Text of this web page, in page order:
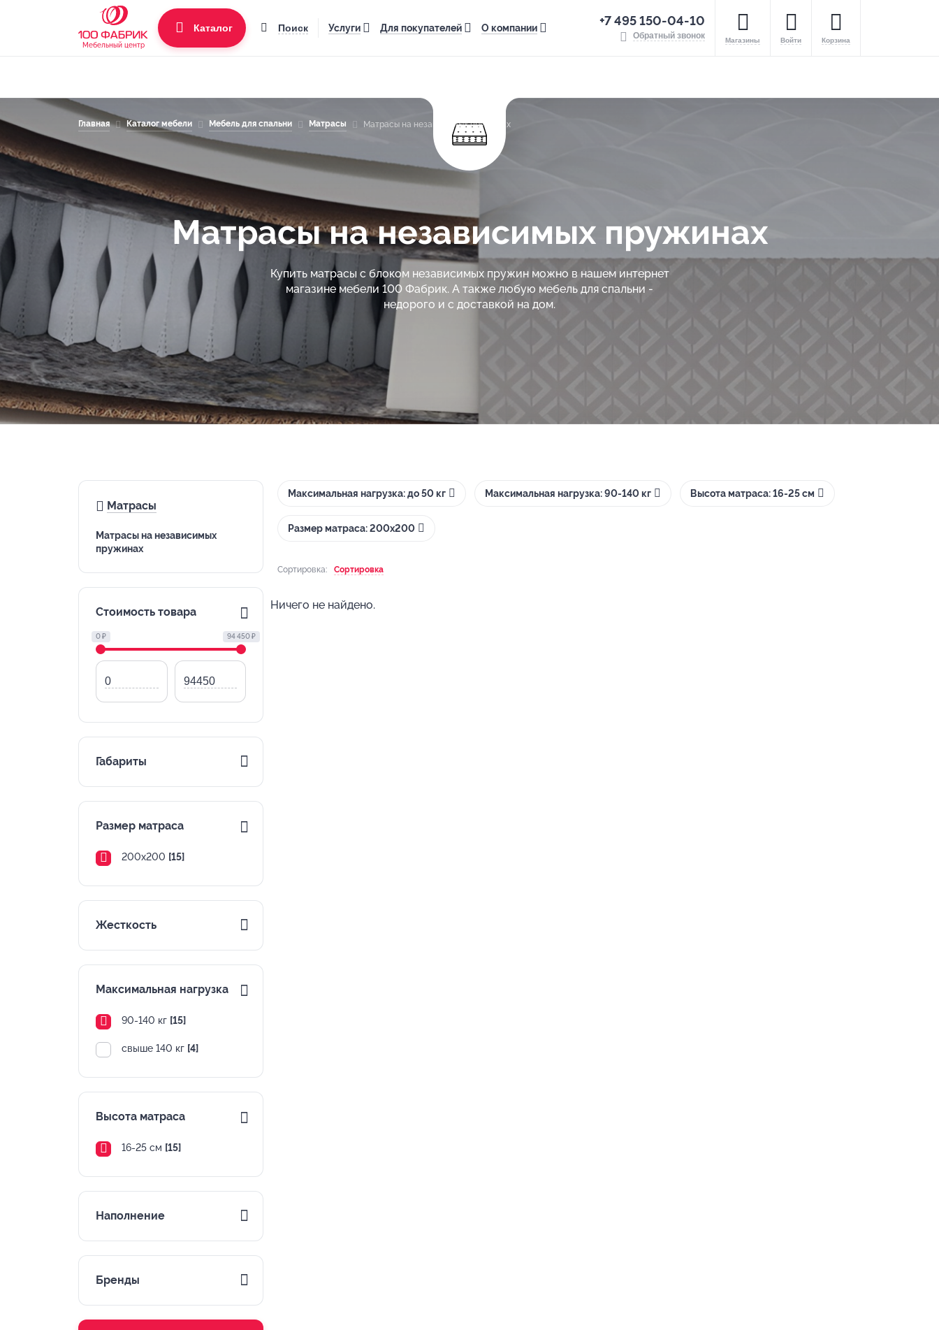
Мебельный центр
Каталог Поиск Услуги Для покупателей О компании +7 495 150-04-10
Обратный звонок Магазины Войти Корзина
Главная Каталог мебели Мебель для спальни Матрасы Матрасы на независимых пружинах
Матрасы на независимых пружинах
Купить матрасы с блоком независимых пружин можно в нашем интернет
магазине мебели 100 Фабрик. А также любую мебель для спальни -
недорого и с доставкой на дом.
Матрасы
Матрасы на независимых
пружинах
Стоимость товара
0 ₽ 94 450 ₽
Габариты
Размер матраса
200х200 [15]
Жесткость
Максимальная нагрузка
90-140 кг [15]
свыше 140 кг [4]
Высота матраса
16-25 см [15]
Наполнение
Бренды
Максимальная нагрузка: до 50 кг Максимальная нагрузка: 90-140 кг Высота матраса: 16-25 см
Размер матраса: 200х200
Сортировка: Сортировка
Ничего не найдено.